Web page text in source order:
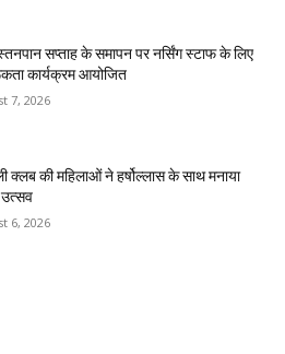
सप्ताह के समापन पर नर्सिंग स्टाफ के लिए
कार्यक्रम आयोजित
7, 2026
क्लब की महिलाओं ने हर्षोल्लास के साथ मनाया
6, 2026